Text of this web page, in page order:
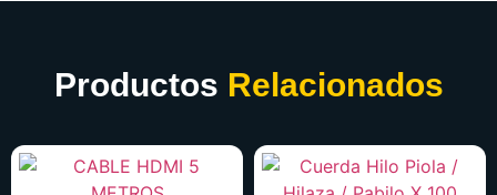
Productos Relacionados